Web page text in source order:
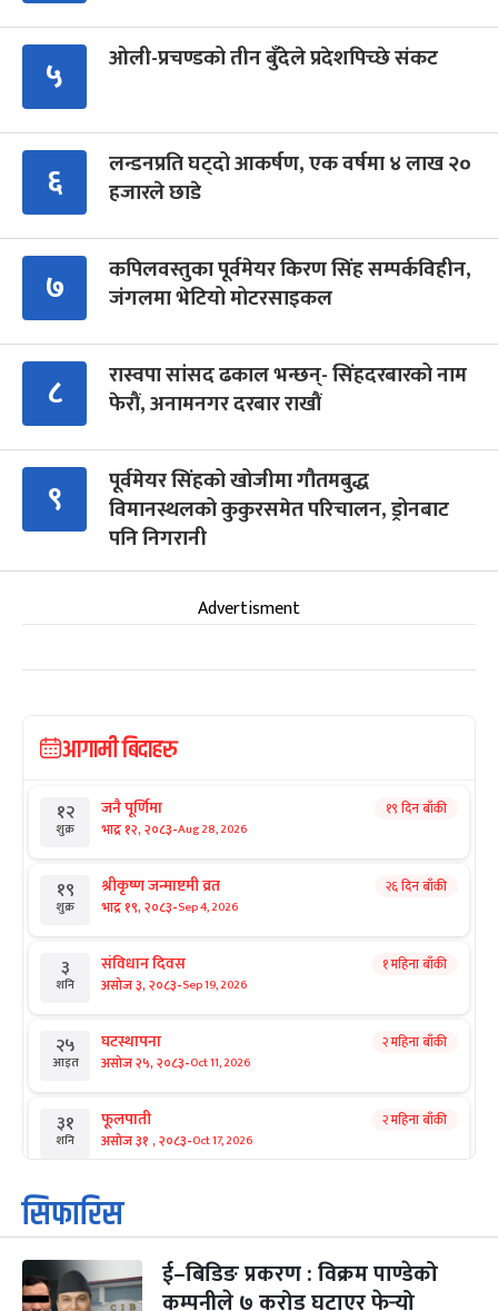
५ ओली-प्रचण्डको तीन बुँदेले प्रदेशपिच्छे संकट
६
लन्डनप्रति घट्दो आकर्षण, एक वर्षमा ४ लाख २०
हजारले छाडे
७
कपिलवस्तुका पूर्वमेयर किरण सिंह सम्पर्कविहीन,
जंगलमा भेटियो मोटरसाइकल
८
रास्वपा सांसद ढकाल भन्छन्- सिंहदरबारको नाम
फेरौं, अनामनगर दरबार राखौं
९
पूर्वमेयर सिंहको खोजीमा गौतमबुद्ध
विमानस्थलको कुकुरसमेत परिचालन, ड्रोनबाट
पनि निगरानी
Advertisment
आगामी बिदाहरु
१२
शुक्र
जनै पूर्णिमा
भाद्र १२, २०८३-Aug 28, 2026
१९ दिन बाँकी
१९
शुक्र
श्रीकृष्ण जन्माष्टमी व्रत
भाद्र १९, २०८३-Sep 4, 2026
२६ दिन बाँकी
३
शनि
संविधान दिवस
असोज ३, २०८३-Sep 19, 2026
१ महिना बाँकी
२५
आइत
घटस्थापना
असोज २५, २०८३-Oct 11, 2026
२ महिना बाँकी
३१
शनि
फूलपाती
असोज ३१ , २०८३-Oct 17, 2026
२ महिना बाँकी
१
आइत
कार्तिक सङ्क्रान्ति
कार्तिक १, २०८३
३
मंगल
महानवमी
कार्तिक ३, २०८३-Oct 20, 2026
२ महिना बाँकी
सिफारिस
ई–बिडिङ प्रकरण : विक्रम पाण्डेको
कम्पनीले ७ करोड घटाएर फेर्‍यो